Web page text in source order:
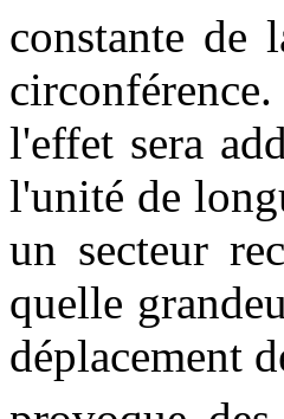
constante de
l'effet sera
l'unité de
un secteur
quelle
déplacement